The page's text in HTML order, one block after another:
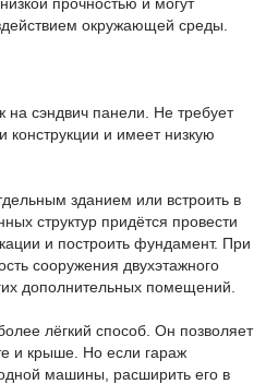
окружающей среды.
на сэндвич панели. Не требует
конструкции и имеет низкую
зданием или встроить в
структур придётся провести
и построить фундамент. При
сооружения двухэтажного
дополнительных помещений.
лёгкий способ. Он позволяет
и крыше. Но если гараж
машины, расширить его в